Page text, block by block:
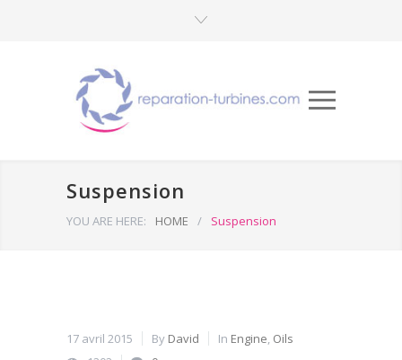
Suspension
YOU ARE HERE: HOME / Suspension
17 avril 2015 By David In Engine, Oils